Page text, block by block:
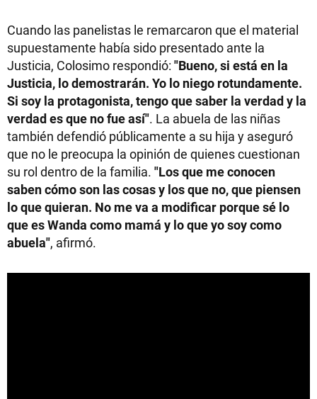
Cuando las panelistas le remarcaron que el material
supuestamente había sido presentado ante la
Justicia, Colosimo respondió: "Bueno, si está en la
Justicia, lo demostrarán. Yo lo niego rotundamente.
Si soy la protagonista, tengo que saber la verdad y la
verdad es que no fue así". La abuela de las niñas
también defendió públicamente a su hija y aseguró
que no le preocupa la opinión de quienes cuestionan
su rol dentro de la familia. "Los que me conocen
saben cómo son las cosas y los que no, que piensen
lo que quieran. No me va a modificar porque sé lo
que es Wanda como mamá y lo que yo soy como
abuela", afirmó.